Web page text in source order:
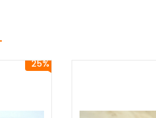
25%